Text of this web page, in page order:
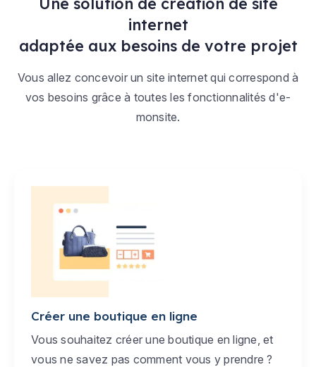
internet
adaptée aux besoins de votre projet
Vous allez concevoir un site internet qui correspond à
vos besoins grâce à toutes les fonctionnalités d'e-
monsite.
Créer une boutique en ligne
Vous souhaitez créer une boutique en ligne, et
vous ne savez pas comment vous y prendre ?